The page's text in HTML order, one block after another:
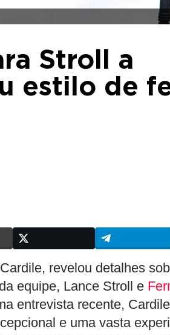
Stroll a
estilo de
revelou detalhes
equipe, Lance Stroll e
entrevista recente,
e uma vasta